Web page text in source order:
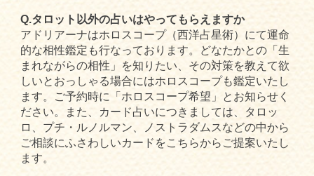
Q.タロット以外の占いはやってもらえますか
アドリアーナはホロスコープ（西洋占星術）にて運命
的な相性鑑定も行なっております。どなたかとの「生
まれながらの相性」を知りたい、その対策を教えて欲
しいとおっしゃる場合にはホロスコープも鑑定いたし
ます。ご予約時に「ホロスコープ希望」とお知らせく
ださい。また、カード占いにつきましては、タロッ
ロ、プチ・ルノルマン、ノストラダムスなどの中から
ご相談にふさわしいカードをこちらからご提案いたし
ます。